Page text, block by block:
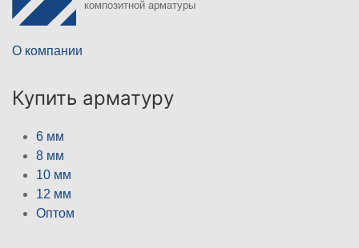
композитной арматуры
О компании
Купить арматуру
6 мм
8 мм
10 мм
12 мм
Оптом